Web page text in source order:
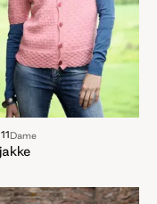
Dame